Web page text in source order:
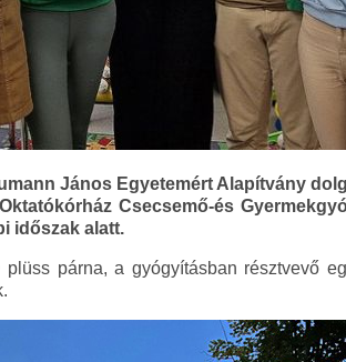
János Egyetemért Alapítvány
Csecsemő-és
időszak alatt.
párna, a gyógyításban résztvevő